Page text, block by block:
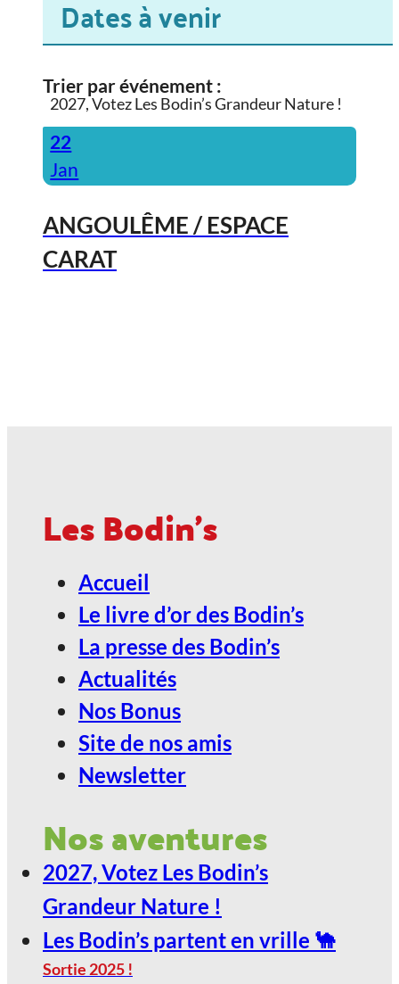
Dates à venir
Trier par événement :
2027, Votez Les Bodin’s Grandeur Nature !
22
Jan
ANGOULÊME / ESPACE
CARAT
Nature !
24
Jan
ANGOULÊME / ESPACE
CARAT
2027, Votez Les Bodin’s Grandeur
29
Jan
LE SCARABÉE / ROANNE
Les Bodin's
Accueil
Le livre d’or des Bodin’s
La presse des Bodin’s
Actualités
Nos Bonus
Site de nos amis
Newsletter
Nos aventures
2027, Votez Les Bodin’s
Grandeur Nature !
Les Bodin’s partent en vrille 🐪
Sortie 2025 !